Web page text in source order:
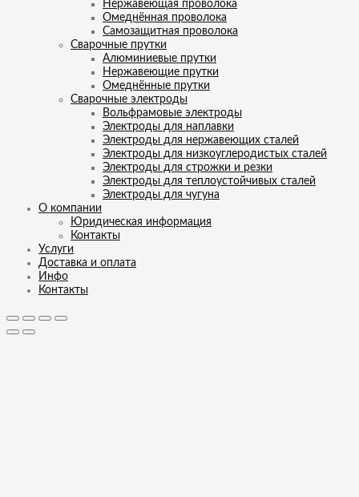
Нержавеющая проволока
Омеднённая проволока
Самозащитная проволока
Сварочные прутки
Алюминиевые прутки
Нержавеющие прутки
Омеднённые прутки
Сварочные электроды
Вольфрамовые электроды
Электроды для наплавки
Электроды для нержавеющих сталей
Электроды для низкоуглеродистых сталей
Электроды для строжки и резки
Электроды для теплоустойчивых сталей
Электроды для чугуна
О компании
Юридическая информация
Контакты
Услуги
Доставка и оплата
Инфо
Контакты